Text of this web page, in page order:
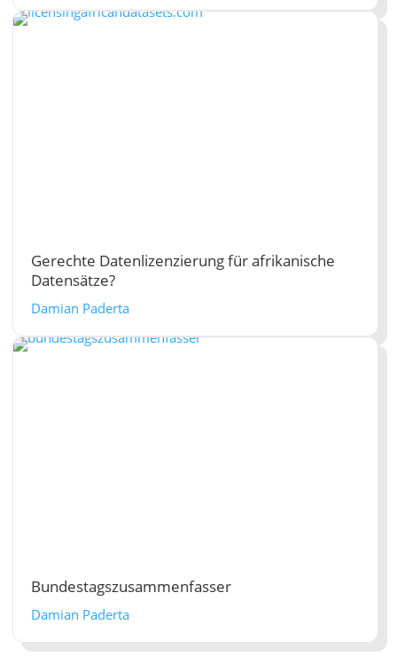
Gerechte Datenlizenzierung für afrikanische
Datensätze?
Damian Paderta
Bundestagszusammenfasser
Damian Paderta